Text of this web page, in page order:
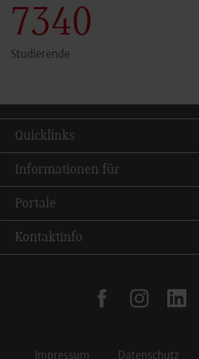
7341
Studierende
Quicklinks
Informationen für
Portale
Kontaktinfo
facebookinstagramlinkedin